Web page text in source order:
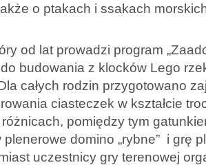
o ptakach i ssakach
od lat prowadzi program
budowania z klocków Lego
całych rodzin przygotowano
ciasteczek w kształcie
pomiędzy tym
domino „rybne” i grę
uczestnicy gry terenowej